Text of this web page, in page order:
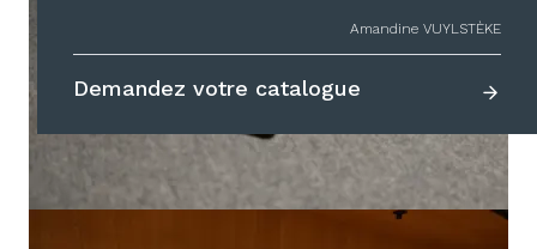
Amandine VUYLSTÈKE
Demandez votre catalogue